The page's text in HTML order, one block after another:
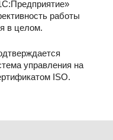
работы
в целом.
управления на
ISO.